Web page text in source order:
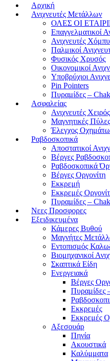
Αρχική
Ανιχνευτές Μετάλλων
ΟΛΕΣ ΟΙ
Επαγγελματικοί
Ανιχνευτές Χόμπυ
Παλμικοί
Φυσικός Χρυσός
Οικονομικοί
Υποβρύχιοι
Pin Pointers
Πυραμίδες –
Ασφαλείας
Ανιχνευτές Χειρός
Μαγνητικές Πύλες
Έλεγχος
Ραβδοσκοπικά
Αποστατικοί
Βέργες
Ραβδοσκοπικά
Βέργες Οργονίτη
Εκκρεμή
Εκκρεμές
Πυραμίδες –
Νεες Προσφορες
Εξειδικευμένα
Κάμερες Βυθού
Μαγνήτες
Εντοπισμός
Βιομηχανικοί
Σκαπτικά Είδη
Ενεργειακά
Βέργες
Πυραμίδες
Εκκρεμές
Εκκρεμές
Αξεσουάρ
Πηνία
Ακουστικά
Καλύμματα